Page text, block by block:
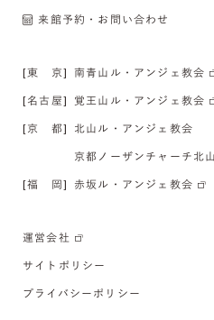
来館予約・お問い合わせ
[東 京] 南青山ル・アンジェ教会
[名古屋] 覚王山ル・アンジェ教会
[京 都] 北山ル・アンジェ教会
京都ノーザンチャーチ北
[福 岡] 赤坂ル・アンジェ教会
運営会社
サイトポリシー
プライバシーポリシー